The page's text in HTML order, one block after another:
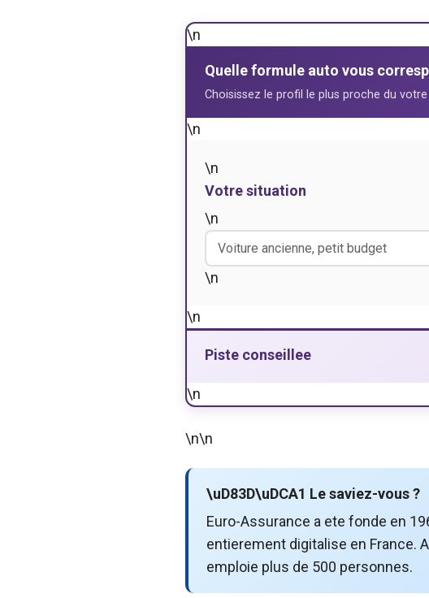
\n
Quelle formule auto vous
Choisissez le profil le plus proche du votre
\n
\n
Votre situation
\n
\n
\n
Piste conseillee
\n
\n\n
\uD83D\uDCA1 Le saviez-vous ?
Euro-Assurance a ete fonde en
entierement digitalise en France.
emploie plus de 500 personnes.